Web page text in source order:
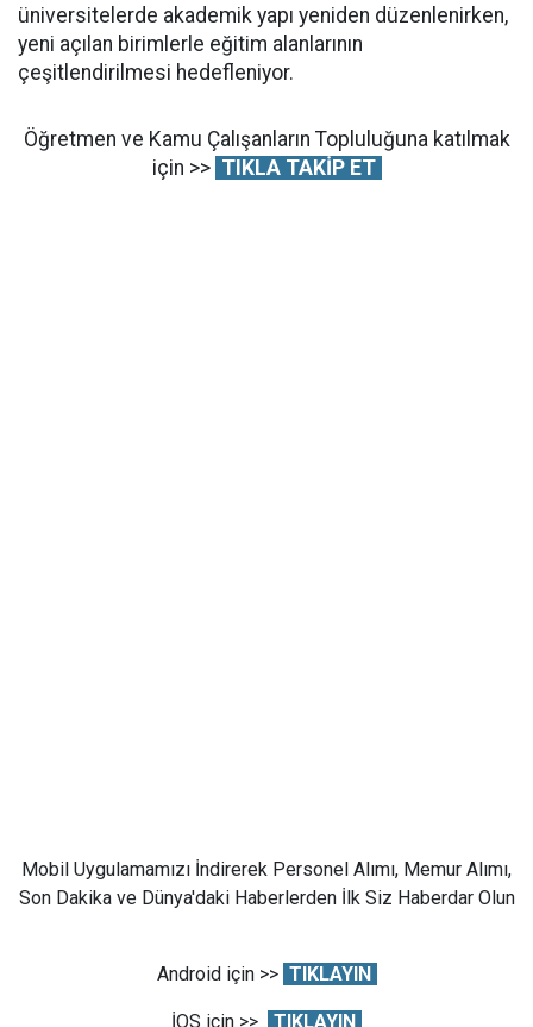
üniversitelerde akademik yapı yeniden düzenlenirken,
yeni açılan birimlerle eğitim alanlarının
çeşitlendirilmesi hedefleniyor.
Öğretmen ve Kamu Çalışanların Topluluğuna katılmak
için >> TIKLA TAKİP ET
Mobil Uygulamamızı İndirerek Personel Alımı, Memur Alımı,
Son Dakika ve Dünya'daki Haberlerden İlk Siz Haberdar Olun
Android için >> TIKLAYIN
İOS için >> TIKLAYIN